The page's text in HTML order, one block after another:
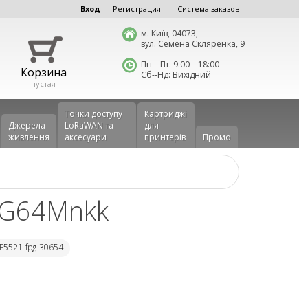
Вход Регистрация Система заказов
Корзина
пустая
м. Київ, 04073,
вул. Семена Скляренка, 9
Пн—Пт: 9:00—18:00
Сб--Нд: Вихідний
Джерела
живлення
Точки доступу
LoRaWAN та
аксесуари
Картриджі
для
принтерів
Промо
fpg-30654